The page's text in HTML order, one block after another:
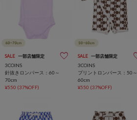
SALE 一部店舗限定
3COINS
針抜きロンパース：60～
70cm
¥550 (37%OFF)
SALE 一部店舗限定
3COINS
プリントロンパース：50～
60cm
¥550 (37%OFF)